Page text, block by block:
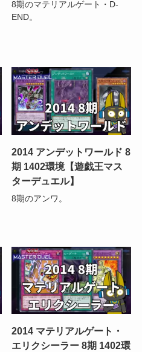
8期のマテリアルゲート・D-
END。
2014 アンデットワールド 8
期 1402環境【遊戯王マス
ターデュエル】
8期のアンワ。
2014 マテリアルゲート・
エリクシーラー 8期 1402環